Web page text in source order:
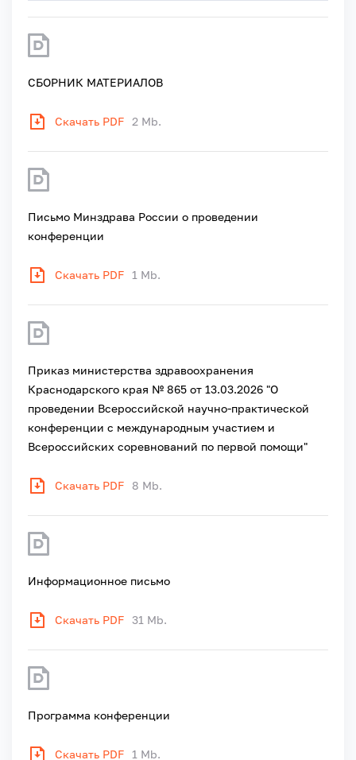
СБОРНИК МАТЕРИАЛОВ
Скачать PDF 2 Mb.
Письмо Минздрава России о проведении
конференции
Скачать PDF 1 Mb.
Приказ министерства здравоохранения
Краснодарского края № 865 от 13.03.2026 "О
проведении Всероссийской научно-практической
конференции с международным участием и
Всероссийских соревнований по первой помощи"
Скачать PDF 8 Mb.
Информационное письмо
Скачать PDF 31 Mb.
Программа конференции
Скачать PDF 1 Mb.